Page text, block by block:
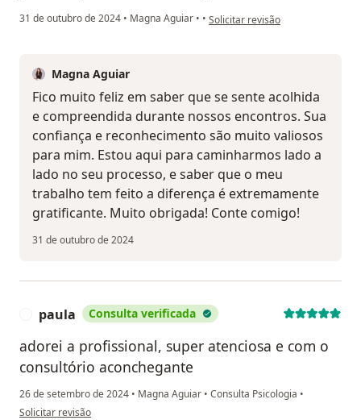
31 de outubro de 2024 • Magna Aguiar • • na opinião do utilizador Ana
Solicitar revisão
Magna Aguiar
Fico muito feliz em saber que se sente acolhida
e compreendida durante nossos encontros. Sua
confiança e reconhecimento são muito valiosos
para mim. Estou aqui para caminharmos lado a
lado no seu processo, e saber que o meu
trabalho tem feito a diferença é extremamente
gratificante. Muito obrigada! Conte comigo!
31 de outubro de 2024
paula Consulta verificada
adorei a profissional, super atenciosa e com o
consultório aconchegante
26 de setembro de 2024 • Magna Aguiar • Consulta Psicologia •
na opinião do utilizador paula
Solicitar revisão